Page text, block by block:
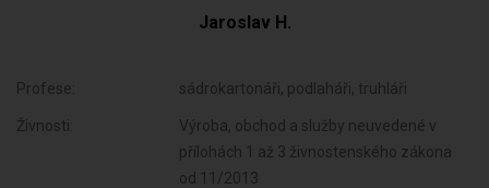
Jaroslav H.
Profese: sádrokartonáři, podlaháři, truhláři
Živnosti:
Výroba, obchod a služby neuvedené v
přílohách 1 až 3 živnostenského zákona
od 11/2013